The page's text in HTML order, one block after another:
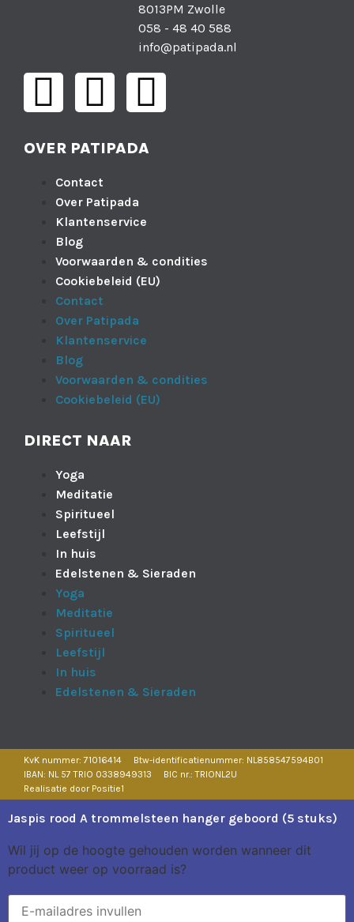
8013PM Zwolle
058 - 48 40 588
info@patipada.nl
OVER PATIPADA
Contact
Over Patipada
Klantenservice
Blog
Voorwaarden & condities
Cookiebeleid (EU)
Contact
Over Patipada
Klantenservice
Blog
Voorwaarden & condities
Cookiebeleid (EU)
DIRECT NAAR
Yoga
Meditatie
Spiritueel
Leefstijl
In huis
Edelstenen & Sieraden
Yoga
Meditatie
Spiritueel
Leefstijl
In huis
Edelstenen & Sieraden
KvK nummer: 71016414
Btw-identificatienummer: NL858547594B01
IBAN: NL 57 TRIO 0338949313
BIC nr.: TRIONL2U
Realisatie door Positie1
Jaspis rood A trommelsteen hanger geboord (5 stuks)
Wil jij op de hoogte gehouden worden wanneer dit
product weer op voorraad is?